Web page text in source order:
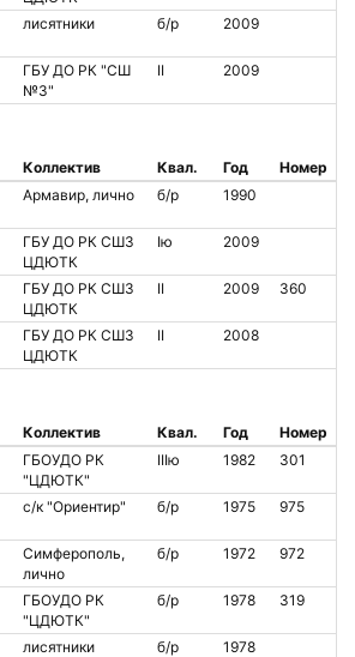
лисятники б/р 2009
ГБУ ДО РК "СШ
№3"
II 2009
Коллектив Квал. Год
Номер
Армавир, лично б/р 1990
ГБУ ДО РК СШ3
ЦДЮТК
Iю 2009
ГБУ ДО РК СШ3
ЦДЮТК
II 2009 360
ГБУ ДО РК СШ3
ЦДЮТК
II 2008
Коллектив Квал. Год
Номер
ГБОУДО РК
"ЦДЮТК"
IIIю 1982 301
с/к "Ориентир" б/р 1975 975
Симферополь,
лично
б/р 1972 972
ГБОУДО РК
"ЦДЮТК"
б/р 1978 319
лисятники б/р 1978